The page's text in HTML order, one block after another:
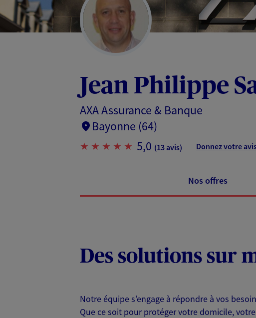
Jean Philippe
AXA Assurance & Banque
Bayonne (64)
5,0 (13 avis) Donnez votre
Nos offres
Des solutions sur
Notre équipe s’engage à répondre à vos
Que ce soit pour protéger votre domicile,